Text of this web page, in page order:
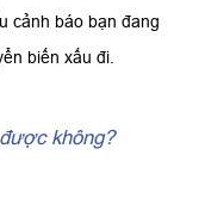
cảnh báo bạn đang
biến xấu đi.
không?